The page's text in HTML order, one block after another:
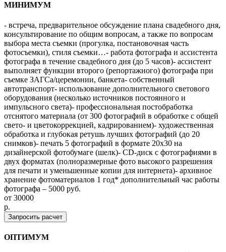
МИНИМУМ
- встреча, предварительное обсуждение плана свадебного дня,
консультирование по общим вопросам, а также по вопросам
выбора места съемки (прогулка, постановочная часть
фотосъемки), стиля съемки…- работа фотографа и ассистента
фотографа в течение свадебного дня (до 5 часов)- ассистент
выполняет функции второго (репортажного) фотографа при
съемке ЗАГСа/церемонии, банкета- собственный
автотранспорт- использование дополнительного светового
оборудования (несколько источников постоянного и
импульсного света)- профессиональная постобработка
отснятого материала (от 300 фотографий в обработке с общей
свето- и цветокоррекцией, кадрированием)- художественная
обработка и глубокая ретушь лучших фотографий (до 20
снимков)- печать 5 фотографий в формате 20х30 на
дизайнерской фотобумаге (шелк)- CD-диск с фотографиями в
двух форматах (полноразмерные фото высокого разрешения
для печати и уменьшенные копии для интернета)- архивное
хранение фотоматериалов 1 год* дополнительный час работы
фотографа – 5000 руб.
от 30000
p.
Запросить расчет
ОПТИМУМ